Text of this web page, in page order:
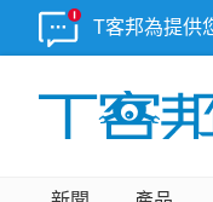
T客邦為提供